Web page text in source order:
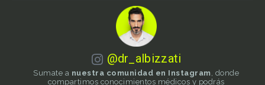
@dr_albizzati
Sumate a nuestra comunidad en Instagram , donde
compartimos conocimientos médicos y podrás